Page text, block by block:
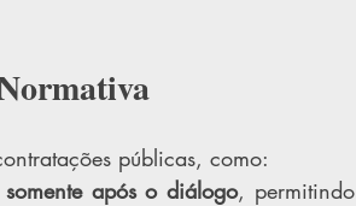
públicas, como:
após o diálogo, permitindo